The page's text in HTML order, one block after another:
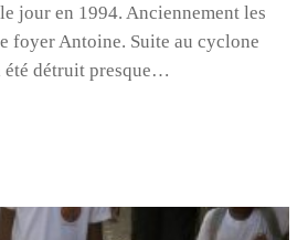
jour en 1994. Anciennement les
foyer Antoine. Suite au cyclone
été détruit presque…